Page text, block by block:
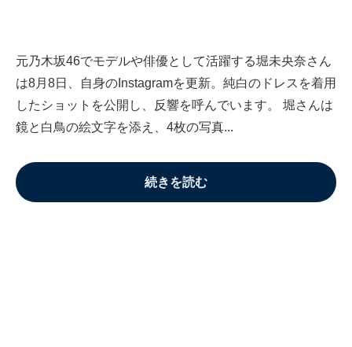
元乃木坂46でモデルや俳優として活躍する堀未央奈さん
は8月8日、自身のInstagramを更新。純白のドレスを着用
したショットを公開し、反響を呼んでいます。 堀さんは
鏡と白鳥の絵文字を添え、4枚の写真...
続きを読む